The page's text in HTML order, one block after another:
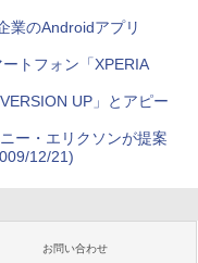
業のAndroidアプリ
トフォン「XPERIA
UP」とアピー
ー・エリクソンが提案
12/21)
お問い合わせ